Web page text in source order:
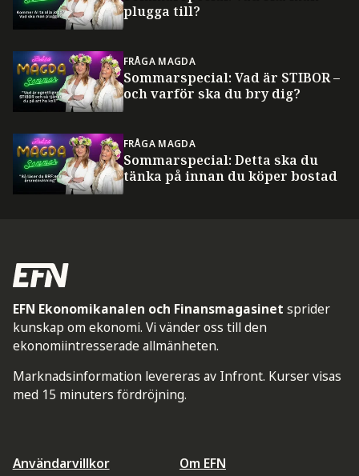
plugga till?
FRÅGA MAGDA
Sommarspecial: Vad är STIBOR –
och varför ska du bry dig?
FRÅGA MAGDA
Sommarspecial: Detta ska du
tänka på innan du köper bostad
EFN Ekonomikanalen och Finansmagasinet sprider
kunskap om ekonomi. Vi vänder oss till den
ekonomiintresserade allmänheten.
Marknadsinformation levereras av Infront. Kurser visas
med 15 minuters fördröjning.
Användarvillkor
Om EFN